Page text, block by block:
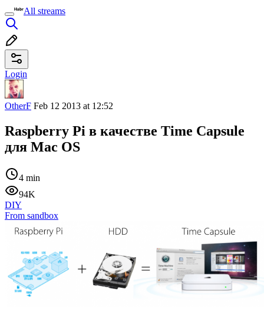
All streams
Login
OtherF Feb 12 2013 at 12:52
Raspberry Pi в качестве Time Capsule
для Mac OS
4 min
94K
DIY
From sandbox